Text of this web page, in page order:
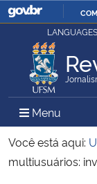
Ministério da Justiça e
Ministério da Defesa
Ministério das
LANGUAGES
Menu
Você está aqui:
multiusuários: